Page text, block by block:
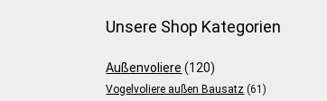
Unsere Shop Kategorien
Außenvoliere (120)
Vogelvoliere außen Bausatz (61)